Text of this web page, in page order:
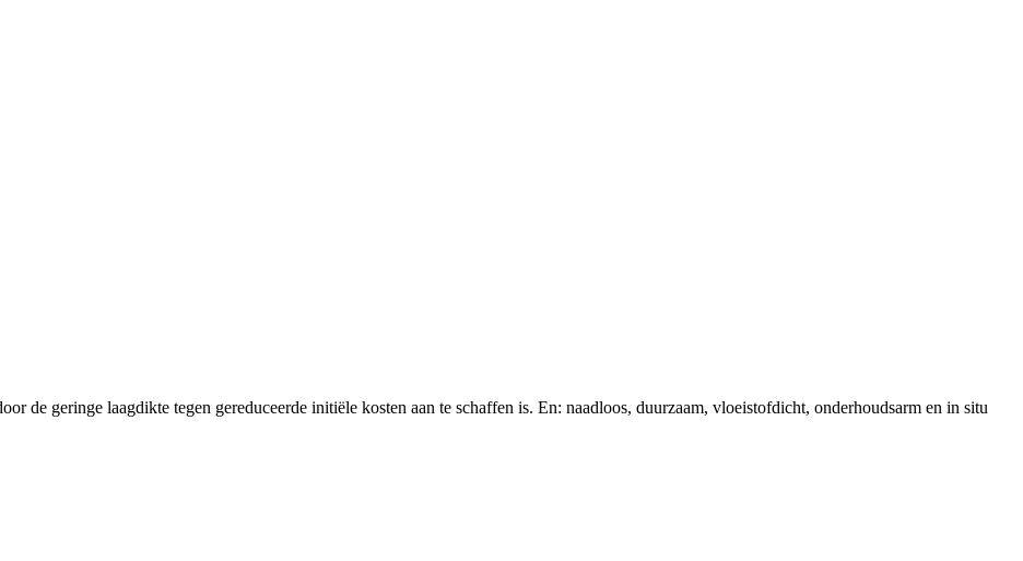
de geringe laagdikte tegen gereduceerde initiële kosten aan te schaffen is. En: naadloos, duurzaam, vloeistofdicht, onderhoudsarm en in situ